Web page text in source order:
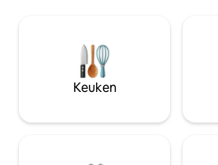
zijn prachtige wandelingen langs de
met uitzicht over Frankrijk. Het huisje
ligt op vijf minuten lopen van
wandelingen langs de noordkust.
Keuken